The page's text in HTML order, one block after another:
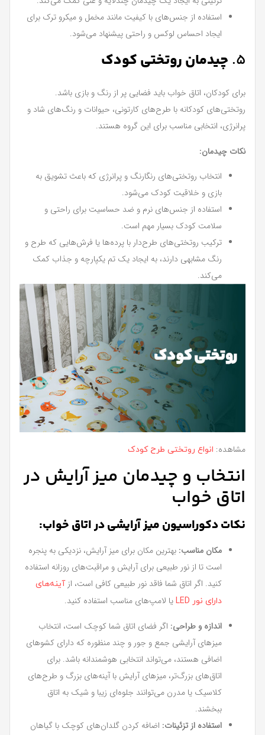
استفاده از جنس‌های با کیفیت مانند مخمل و میکرو ترک برای
ایجاد احساس لوکس و راحتی پیشنهاد می‌شود.
5. چیدمان روتختی کودک
برای کودکان، اتاق خواب باید فضایی پر از رنگ و بازی باشد.
روتختی‌های کودکانه با طرح‌های کارتونی، حیوانات و رنگ‌های شاد و
پرانرژی، انتخابی مناسب برای این گروه هستند.
نکات چیدمان:
انتخاب روتختی‌های رنگارنگ و پرانرژی که باعث تشویق به
بازی و خلاقیت کودک می‌شود.
استفاده از جنس‌های نرم و ضد حساسیت برای راحتی و
سلامت کودک بسیار مهم است.
ترکیب روتختی‌های طرح‌دار با پرده‌ها یا فرش‌هایی که طرح و
رنگ مشابهی دارند، به ایجاد یک تم یکپارچه و جذاب کمک
می‌کند.
مشاهده: انواع روتختی طرح کودک
انتخاب و چیدمان میز آرایش در
اتاق خواب
نکات دکوراسیون میز آرایشی در اتاق خواب:
مکان مناسب: بهترین مکان برای میز آرایش، نزدیکی به پنجره
است تا از نور طبیعی برای آرایش و مراقبت‌های روزانه استفاده
کنید. اگر اتاق شما فاقد نور طبیعی کافی است، ازآینه‌های
دارای نور LED
یا لامپ‌های مناسب استفاده کنید.
اندازه و طراحی: اگر فضای اتاق شما کوچک است، انتخاب
میزهای آرایشی جمع و جور و چند منظوره که دارای کشوهای
اضافی هستند، می‌تواند انتخابی هوشمندانه باشد. برای
اتاق‌های بزرگ‌تر، میزهای آرایش با آینه‌های بزرگ و طرح‌های
کلاسیک یا مدرن می‌توانند جلوه‌ای زیبا و شیک به اتاق
ببخشند.
استفاده از تزئینات: اضافه کردن گلدان‌های کوچک با گیاهان